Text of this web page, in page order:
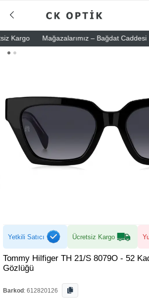
Mağazalarımız – Bağdat Caddesi 1
Yetkili Satıcı Ücretsiz Kargo
Tommy Hilfiger TH 21/S 8079O - 52
Gözlüğü
Barkod : 612820126